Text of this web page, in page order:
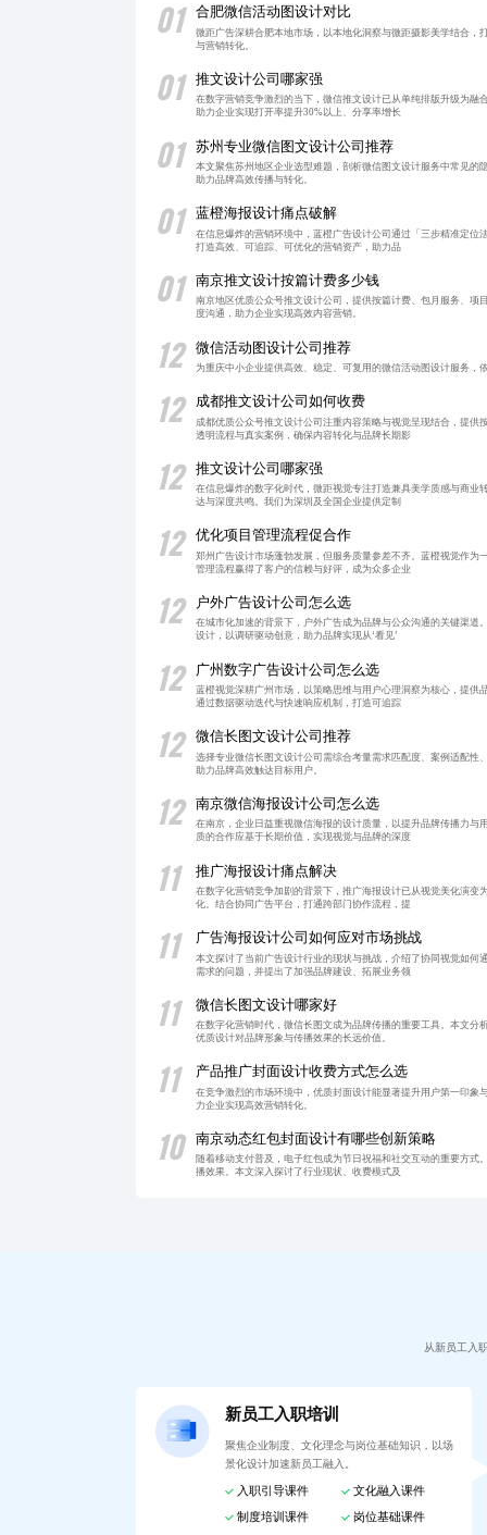
01 合肥微信活动图设计对比
微距广告深耕合肥本地市场，以本地化洞察与微距摄影美学结合
与营销转化。
01 推文设计公司哪家强
在数字营销竞争激烈的当下，微信推文设计已从单纯排版升级为
助力企业实现打开率提升30%以上、分享率增长
01 苏州专业微信图文设计公司推荐
本文聚焦苏州地区企业选型难题，剖析微信图文设计服务中常见
助力品牌高效传播与转化。
01 蓝橙海报设计痛点破解
在信息爆炸的营销环境中，蓝橙广告设计公司通过「三步精准定
打造高效、可追踪、可优化的营销资产，助力品
01 南京推文设计按篇计费多少钱
南京地区优质公众号推文设计公司，提供按篇计费、包月服务、
度沟通，助力企业实现高效内容营销。
12 微信活动图设计公司推荐
为重庆中小企业提供高效、稳定、可复用的微信活动图设计服务
12 成都推文设计公司如何收费
成都优质公众号推文设计公司注重内容策略与视觉呈现结合，提
透明流程与真实案例，确保内容转化与品牌长期影
12 推文设计公司哪家强
在信息爆炸的数字化时代，微距视觉专注打造兼具美学质感与商
达与深度共鸣。我们为深圳及全国企业提供定制
12 优化项目管理流程促合作
郑州广告设计市场蓬勃发展，但服务质量参差不齐。蓝橙视觉作
管理流程赢得了客户的信赖与好评，成为众多企业
12 户外广告设计公司怎么选
在城市化加速的背景下，户外广告成为品牌与公众沟通的关键渠
设计，以调研驱动创意，助力品牌实现从‘看见’
12 广州数字广告设计公司怎么选
蓝橙视觉深耕广州市场，以策略思维与用户心理洞察为核心，提
通过数据驱动迭代与快速响应机制，打造可追踪
12 微信长图文设计公司推荐
选择专业微信长图文设计公司需综合考量需求匹配度、案例适配
助力品牌高效触达目标用户。
12 南京微信海报设计公司怎么选
在南京，企业日益重视微信海报的设计质量，以提升品牌传播力
质的合作应基于长期价值，实现视觉与品牌的深度
11 推广海报设计痛点解决
在数字化营销竞争加剧的背景下，推广海报设计已从视觉美化演
化。结合协同广告平台，打通跨部门协作流程，提
11 广告海报设计公司如何应对市场挑战
本文探讨了当前广告设计行业的现状与挑战，介绍了协同视觉如
需求的问题，并提出了加强品牌建设、拓展业务领
11 微信长图文设计哪家好
在数字化营销时代，微信长图文成为品牌传播的重要工具。本文
优质设计对品牌形象与传播效果的长远价值。
11 产品推广封面设计收费方式怎么选
在竞争激烈的市场环境中，优质封面设计能显著提升用户第一印
力企业实现高效营销转化。
10 南京动态红包封面设计有哪些创新策略
随着移动支付普及，电子红包成为节日祝福和社交互动的重要方
播效果。本文深入探讨了行业现状、收费模式及
从新员工入
新员工入职培训
聚焦企业制度、文化理念与岗位基础知识，以场
景化设计加速新员工融入。
入职引导课件
文化融入课件
制度培训课件
岗位基础课件